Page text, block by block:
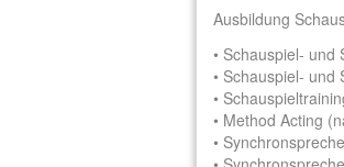
Ausbildung
• Schauspiel- und
• Schauspiel-
•
• Method Acting
•